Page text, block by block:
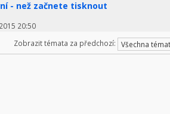
- než začnete tisknout
20:50
Zobrazit témata za předchozí: